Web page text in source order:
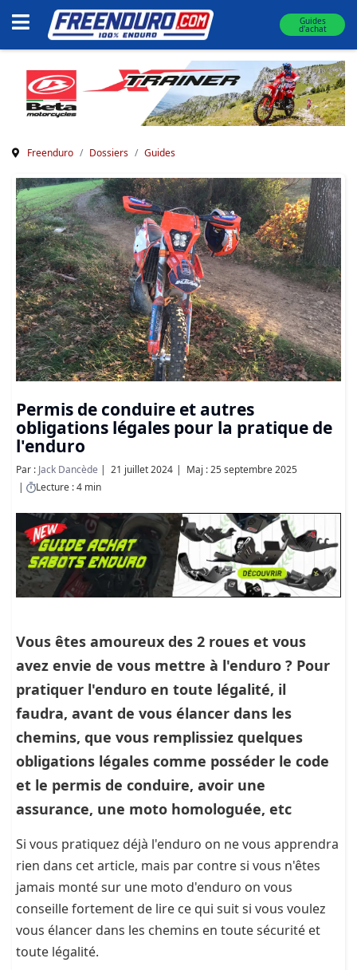
Guides
d'achat
Freenduro Dossiers Guides
Permis de conduire et autres
obligations légales pour la pratique de
l'enduro
Par : Jack Dancède 21 juillet 2024
Maj : 25 septembre 2025
Lecture : 4 min
Vous êtes amoureux des 2 roues et vous
avez envie de vous mettre à l'enduro ? Pour
pratiquer l'enduro en toute légalité, il
faudra, avant de vous élancer dans les
chemins, que vous remplissiez quelques
obligations légales comme posséder le code
et le permis de conduire, avoir une
assurance, une moto homologuée, etc
Si vous pratiquez déjà l'enduro on ne vous apprendra
rien dans cet article, mais par contre si vous n'êtes
jamais monté sur une moto d'enduro on vous
conseille fortement de lire ce qui suit si vous voulez
vous élancer dans les chemins en toute sécurité et
toute légalité.